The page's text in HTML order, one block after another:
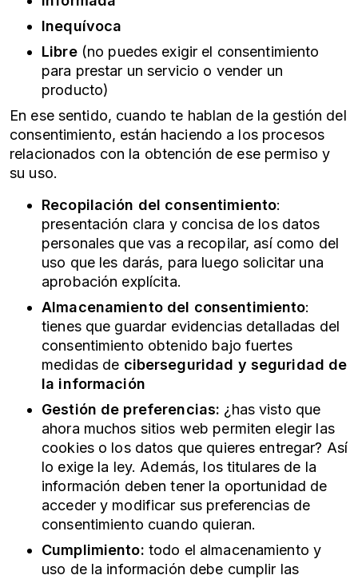
Inequívoca
Libre (no puedes exigir el consentimiento
para prestar un servicio o vender un
producto)
En ese sentido, cuando te hablan de la gestión del
consentimiento, están haciendo a los procesos
relacionados con la obtención de ese permiso y
su uso.
Recopilación del consentimiento:
presentación clara y concisa de los datos
personales que vas a recopilar, así como del
uso que les darás, para luego solicitar una
aprobación explícita.
Almacenamiento del consentimiento:
tienes que guardar evidencias detalladas del
consentimiento obtenido bajo fuertes
medidas de ciberseguridad y seguridad de
la información
Gestión de preferencias: ¿has visto que
ahora muchos sitios web permiten elegir las
cookies o los datos que quieres entregar? Así
lo exige la ley. Además, los titulares de la
información deben tener la oportunidad de
acceder y modificar sus preferencias de
consentimiento cuando quieran.
Cumplimiento: todo el almacenamiento y
uso de la información debe cumplir las